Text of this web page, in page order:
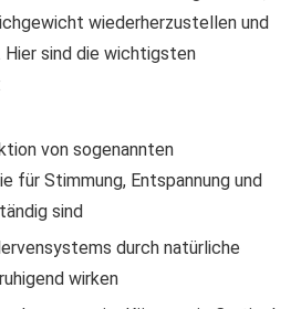
wiederherzustellen und
Hier sind die wichtigsten
von sogenannten
für Stimmung, Entspannung und
sind
durch natürliche
wirken